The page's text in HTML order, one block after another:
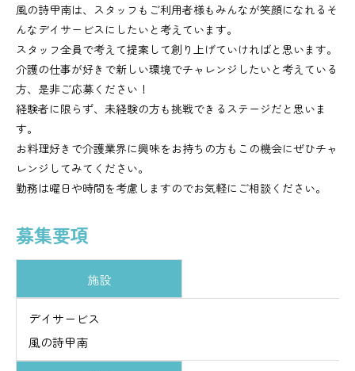
風の詩甲南は、スタッフもご利用者様もみんなが笑顔になれるそ
んなデイサービスにしたいと考えています。
スタッフ全員で考えて提案して創り上げていければと思います。
介護の仕事が好きで新しい環境でチャレンジしたいと考えている
方、是非ご応募ください！
経験者に限らず、未経験の方も挑戦できるステージだと思いま
す。
お料理好きで介護業界に興味をお持ちの方もこの機会にぜひチャ
レンジしてみてください。
勤務は曜日や時間を考慮しますのでお気軽にご相談ください。
募集要項
施設
デイサービス
風の詩甲南